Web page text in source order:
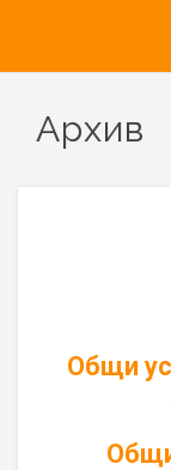
Архив
Общи